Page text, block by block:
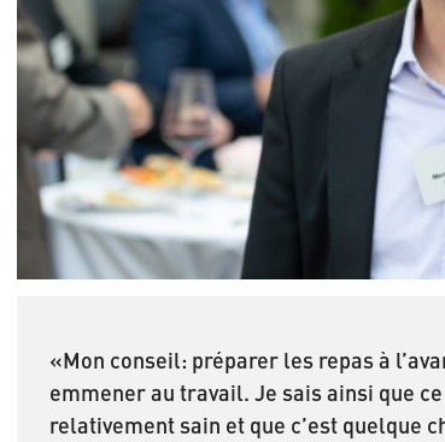
«Mon conseil: préparer les repas à
emmener au travail. Je sais ainsi que
relativement sain et que c’est quelque